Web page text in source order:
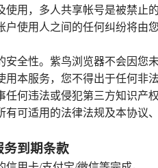
使用，多人共享帐号是被禁止
户使用人之间的任何纠纷将
全性。紫鸟浏览器不会因您
用本服务，您不得出于任何非
何违法或侵犯第三方知识产
有可适用的法律法规及本协议
务到期条款